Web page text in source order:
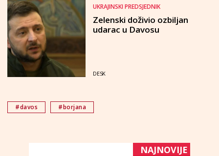
UKRAJINSKI PREDSJEDNIK
Zelenski doživio ozbiljan
udarac u Davosu
DESK
#davos #borjana
NAJNOVIJE